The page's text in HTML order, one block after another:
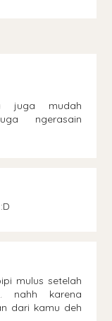
juga mudah
ngerasain
mulus setelah
nahh karena
dari kamu deh